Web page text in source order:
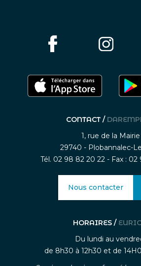
CONTACT /
1, rue de la Mairie
29740 - Plobannalec-
Tél. 02 98 82 20 22 - Fax :
Nous contacter
HORAIRES /
Du lundi au
de 8h30 à 12h30 et de